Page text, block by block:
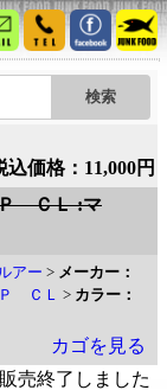
価格：11,000円
ＣＬ :マ
アー > メーカー：
ＣＬ > カラー：
カゴを見る
販売終了しました